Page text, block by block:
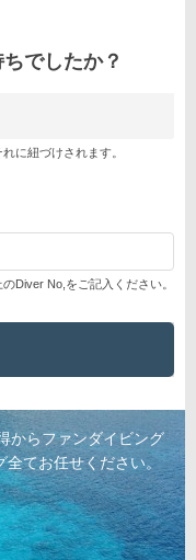
でしたか？
に紐づけされます。
Diver No,をご記入ください。
からファンダイビング
てお任せください。